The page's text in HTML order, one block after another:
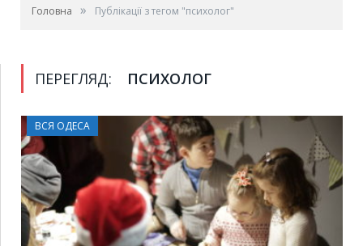
Головна » Публікації з тегом "психолог"
ПЕРЕГЛЯД: ПСИХОЛОГ
ВСЯ ОДЕСА